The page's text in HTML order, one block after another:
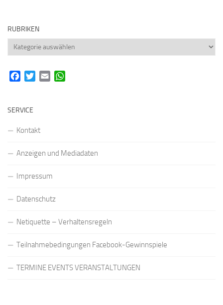
RUBRIKEN
Rubriken
FacebookTwitterEmail
SERVICE
Kontakt
Anzeigen und Mediadaten
Impressum
Datenschutz
Netiquette – Verhaltensregeln
Teilnahmebedingungen Facebook-Gewinnspiele
TERMINE EVENTS VERANSTALTUNGEN